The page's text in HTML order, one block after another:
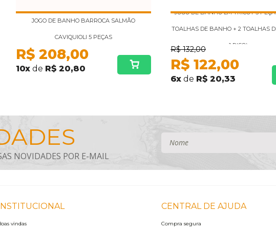
JOGO DE BANHO BARROCA SALMÃO
CAVIQUIOLI 5 PEÇAS
R$ 208,00
10x de R$ 20,80
JOGO DE BANHO LM TRICOT 5
TOALHAS DE BANHO + 2 TOALHAS
1 PISO)
R$ 132,00
R$ 122,00
6x de R$ 20,33
vindas
CENTRAL DE AJUDA
Compra segura